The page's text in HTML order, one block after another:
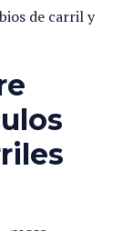
de carril y